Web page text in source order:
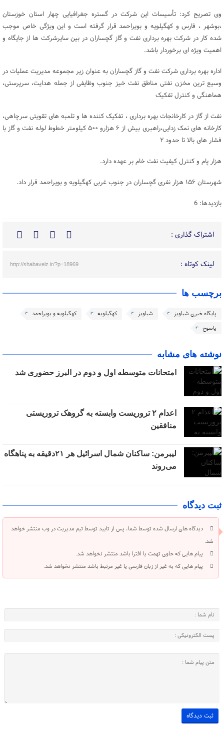
وی تصریح کرد: تأسیسات این شرکت در گستره جغرافیایی چهار استان خوزستان
،بوشهر ، فارس و کهگیلویه و بویراحمد قرار گرفته است و این ویژگی خاص موجب
شده کار در شرکت بهره برداری نفت و گاز گچساران در بین سایرشرکت ها از جایگاه و
اهمیت ویژه ای برخوردار باشد.
اداره بهره برداری شرکت نفت و گاز گچساران به عنوان زیر مجموعه مدیریت عملیات در
وسیع ترین مخزن نفتی مناطق نفت خیز جنوب وظایفی از جمله هدایت، سرپرستی،
هماهنگی و کنترل تفکیک
نفت از گاز در کارخانجات بهره برداری ، تفکیک کننده ها و تلمبه های تقویتی سرچاهی،
کارخانه های نمک زدایی،راهبری بیش از ۶ هزارو ۵۰۰ کیلومتر خطوط لوله نفت و گاز با
فشار های بالا تا حدود ۲
هزار پام و کنترل کیفیت نفت خام بر عهده دارد.
شهرستان ۱۵۶ هزار نفری گچساران در جنوب غربی کهگیلویه و بویراحمد قرار داد.
بازدیدها: 6
اشتراک گذاری :
لینک کوتاه : http://shabaveiz.ir/?p=18969
برچسب ها
پایگاه خبری شباویز شباویز کهگیلویه
کهگیلویه و بویراحمد
یاسوج
نوشته های مشابه
امتحانات متوسطه اول و دوم در البرز حضوری شد
اعدام ۲ تروریست وابسته به گروهک تروریستی
منافقین
لیبرمن: ساکنان شمال اسرائیل هر ۲۱دقیقه به پناهگاه
می‌روند
ثبت دیدگاه
دیدگاه های ارسال شده توسط شما، پس از تایید توسط تیم مدیریت در وب منتشر خواهد
شد.
پیام هایی که حاوی تهمت یا افترا باشد منتشر نخواهد شد.
پیام هایی که به غیر از زبان فارسی یا غیر مرتبط باشد منتشر نخواهد شد.